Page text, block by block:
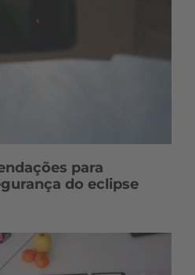
para
do eclipse